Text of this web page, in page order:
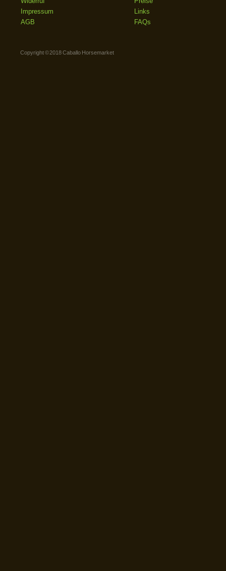
Impressum
AGB
Links
FAQs
Copyright © 2018 Caballo Horsemarket